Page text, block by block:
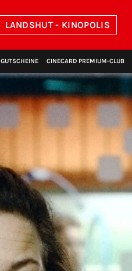
LANDSHUT - KINOPOLIS
GUTSCHEINE CINECARD PREMIUM‑CLUB